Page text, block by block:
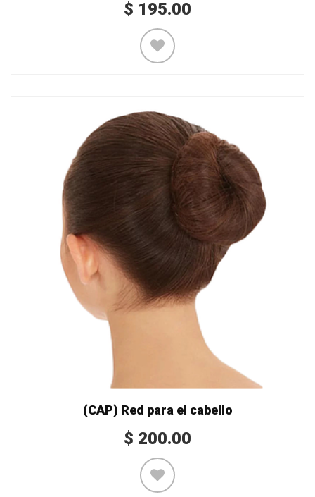
$ 195.00
(CAP) Red para el cabello
$ 200.00